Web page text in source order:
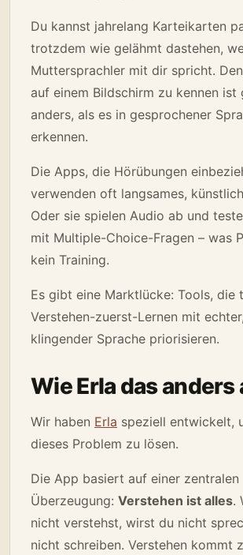
Du kannst jahrelang Karteikarten
trotzdem wie gelähmt dastehen,
Muttersprachler mit dir spricht.
auf einem Bildschirm zu kennen ist
anders, als es in gesprochener
erkennen.
Die Apps, die Hörübungen
verwenden oft langsames,
Oder sie spielen Audio ab und
mit Multiple-Choice-Fragen – was
kein Training.
Es gibt eine Marktlücke: Tools, die
Verstehen-zuerst-Lernen mit
klingender Sprache priorisieren.
Wie Erla das
Wir haben Erla speziell entwickelt,
dieses Problem zu lösen.
Die App basiert auf einer zentralen
Überzeugung: Verstehen ist alles.
nicht verstehst, wirst du nicht
nicht schreiben. Verstehen kommt